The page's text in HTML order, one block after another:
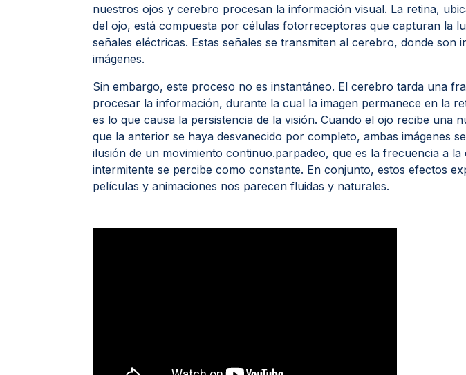
nuestros ojos y cerebro procesan la información visual. La retina,
del ojo, está compuesta por células fotorreceptoras que capturan la
señales eléctricas. Estas señales se transmiten al cerebro, donde son
imágenes.
Sin embargo, este proceso no es instantáneo. El cerebro tarda una
procesar la información, durante la cual la imagen permanece en la
es lo que causa la persistencia de la visión. Cuando el ojo recibe una
que la anterior se haya desvanecido por completo, ambas imágenes
ilusión de un movimiento continuo.parpadeo, que es la frecuencia a
intermitente se percibe como constante. En conjunto, estos efectos
películas y animaciones nos parecen fluidas y naturales.